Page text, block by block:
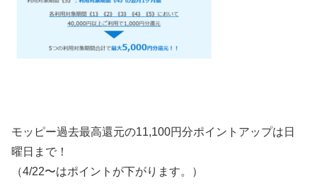
モッピー過去最高還元の11,100円分ポイントアップは日
曜日まで！
（4/22〜はポイントが下がります。）